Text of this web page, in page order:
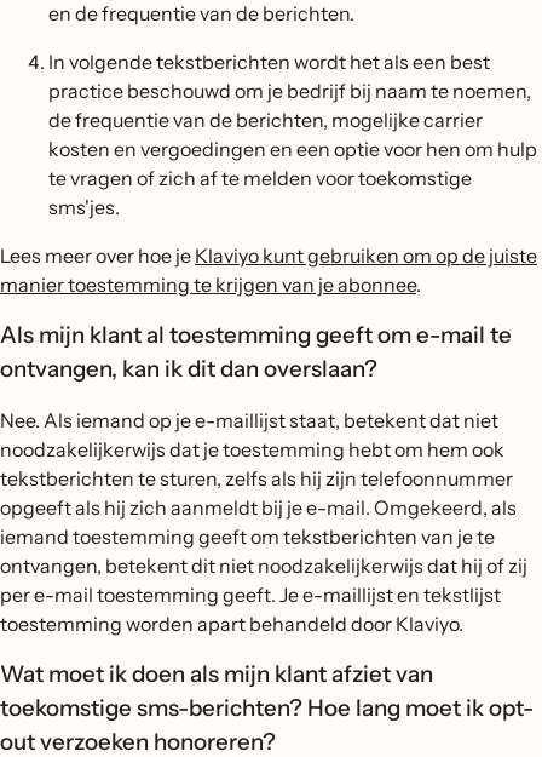
en de frequentie van de berichten.
In volgende tekstberichten wordt het als een best
practice beschouwd om je bedrijf bij naam te noemen,
de frequentie van de berichten, mogelijke carrier
kosten en vergoedingen en een optie voor hen om hulp
te vragen of zich af te melden voor toekomstige
sms'jes.
Lees meer over hoe je Klaviyo kunt gebruiken om op de juiste
manier toestemming te krijgen van je abonnee.
Als mijn klant al toestemming geeft om e-mail te
ontvangen, kan ik dit dan overslaan?
Nee. Als iemand op je e-maillijst staat, betekent dat niet
noodzakelijkerwijs dat je toestemming hebt om hem ook
tekstberichten te sturen, zelfs als hij zijn telefoonnummer
opgeeft als hij zich aanmeldt bij je e-mail. Omgekeerd, als
iemand toestemming geeft om tekstberichten van je te
ontvangen, betekent dit niet noodzakelijkerwijs dat hij of zij
per e-mail toestemming geeft. Je e-maillijst en tekstlijst
toestemming worden apart behandeld door Klaviyo.
Wat moet ik doen als mijn klant afziet van
toekomstige sms-berichten? Hoe lang moet ik opt-
out verzoeken honoreren?